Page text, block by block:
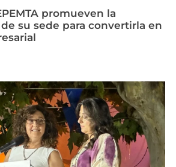
promueven la
su sede para convertirla en